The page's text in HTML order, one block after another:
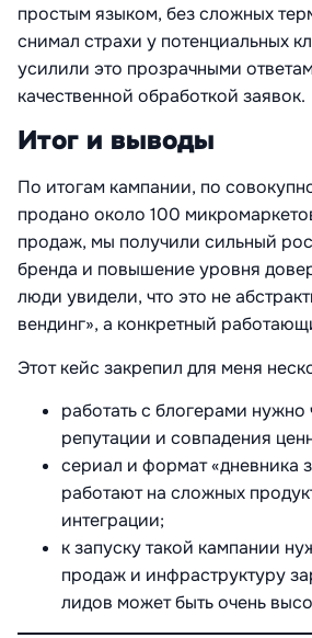
простым языком, без сложных
снимал страхи у потенциальных
усилили это прозрачными
качественной обработкой заявок.
Итог и выводы
По итогам кампании, по
продано около 100
продаж, мы получили сильный
бренда и повышение уровня
люди увидели, что это не
вендинг», а конкретный
Этот кейс закрепил для меня
работать с блогерами
репутации и совпадения
сериал и формат «дневника
работают на сложных
интеграции;
к запуску такой кампании
продаж и инфраструктуру
лидов может быть очень